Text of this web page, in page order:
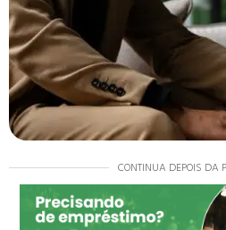
CONTINUA DEPOIS DA